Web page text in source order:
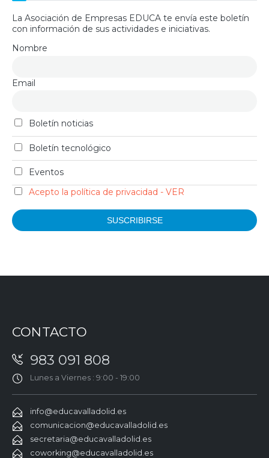
La Asociación de Empresas EDUCA te envía este boletín
con información de sus actividades e iniciativas.
Nombre
Email
Boletín noticias
Boletín tecnológico
Eventos
Acepto la política de privacidad - VER
CONTACTO
983 091 808
Lunes a Viernes : 9:00 - 19:00
info@educavalladolid.es
comunicacion@educavalladolid.es
secretaria@educavalladolid.es
coworking@educavalladolid.es